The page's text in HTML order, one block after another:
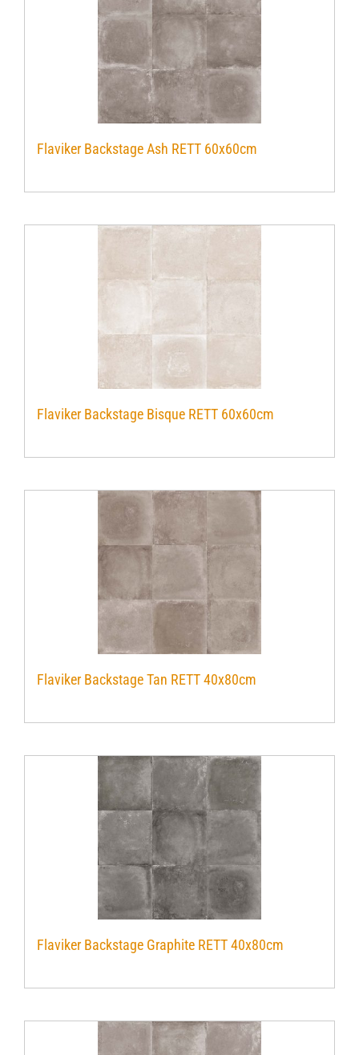
Flaviker Backstage Ash RETT 60x60cm
Flaviker Backstage Bisque RETT 60x60cm
Flaviker Backstage Tan RETT 40x80cm
Flaviker Backstage Graphite RETT 40x80cm